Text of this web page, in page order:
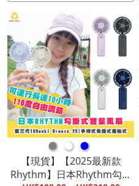
●●●
【現貨】【2025最新款
Rhythm】日本Rhythm勾掛